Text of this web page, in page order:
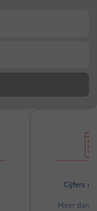
Cijfers
Meer dan